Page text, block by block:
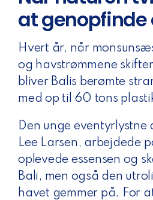
at genopfinde
Hvert år, når
og havstrømmene
bliver Balis berømte
med op til 60 tons
Den unge eventyrlystne
Lee Larsen, arbejdede
oplevede essensen og
Bali, men også den
havet gemmer på. For